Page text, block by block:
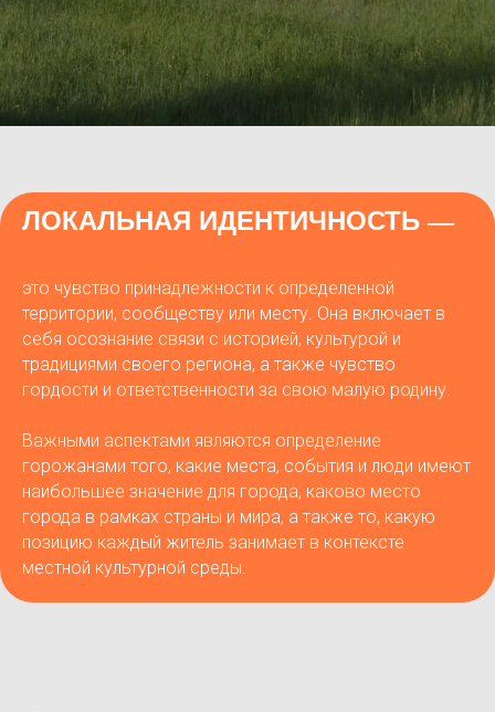
ЛОКАЛЬНАЯ ИДЕНТИЧНОСТЬ—
это чувство принадлежности к определенной
территории, сообществу или месту. Она включает в
себя осознание связи с историей, культурой и
традициями своего региона, а также чувство
гордости и ответственности за свою малую родину.
Важными аспектами являются определение
горожанами того, какие места, события и люди имеют
наибольшее значение для города, каково место
города в рамках страны и мира, а также то, какую
позицию каждый житель занимает в контексте
местной культурной среды.